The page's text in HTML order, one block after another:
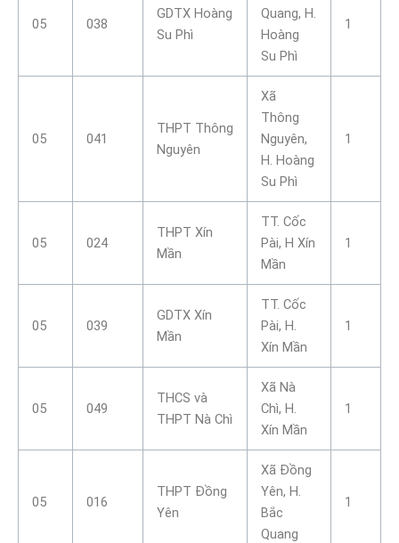
05 038
GDTX Hoàng
Su Phì
Quang, H.
Hoàng
Su Phì
1
05 041
THPT Thông
Nguyên
Xã
Thông
Nguyên,
H. Hoàng
Su Phì
1
05 024
THPT Xín
Mần
TT. Cốc
Pài, H Xín
Mần
1
05 039
GDTX Xín
Mần
TT. Cốc
Pài, H.
Xín Mần
1
05 049
THCS và
THPT Nà Chì
Xã Nà
Chì, H.
Xín Mần
1
05 016
THPT Đồng
Yên
Xã Đồng
Yên, H.
Bắc
Quang
1